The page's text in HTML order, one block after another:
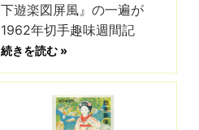
下遊楽図屏風』の一遍が
1962年切手趣味週間記
続きを読む »